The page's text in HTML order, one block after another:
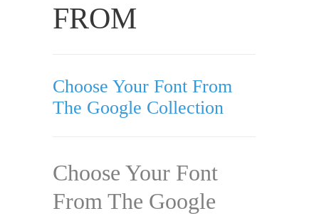
FROM
Choose Your Font From
The Google Collection
Choose Your Font
From The Google